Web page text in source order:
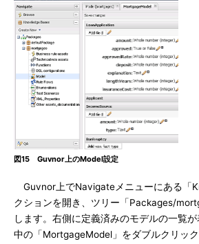
図15 Guvnor上のModel設定
Guvnor上でNavigateメニューにある「
クションを開き、ツリー「Packages/
します。右側に定義済みのモデルの一覧
中の「MortgageModel」をダブルクリッ